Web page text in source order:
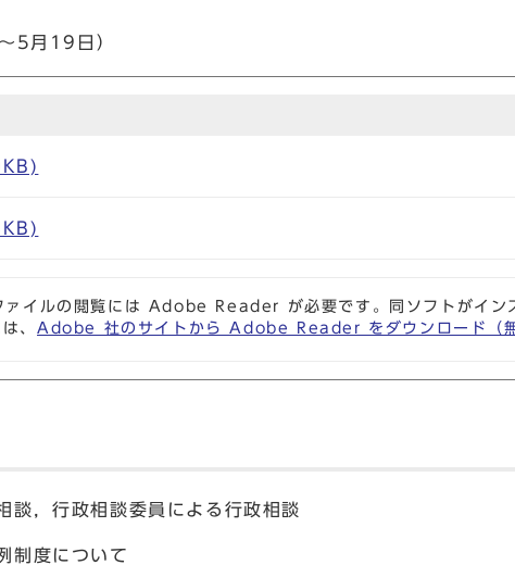
5月19日）
ァイルの閲覧には Adobe Reader が必要です。同ソフトがイン
、 Adobe 社のサイトから Adobe Reader をダウンロード（無
談，行政相談委員による行政相談
制度について